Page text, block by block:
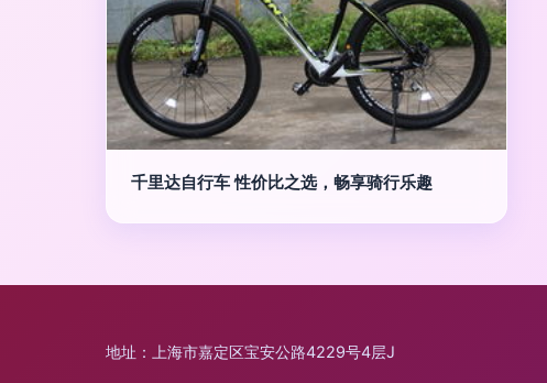
千里达自行车 性价比之选，畅享骑行乐趣
地址：上海市嘉定区宝安公路4229号4层J